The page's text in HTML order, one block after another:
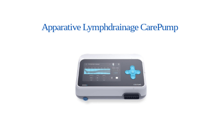
Apparative Lymphdrainage CarePump